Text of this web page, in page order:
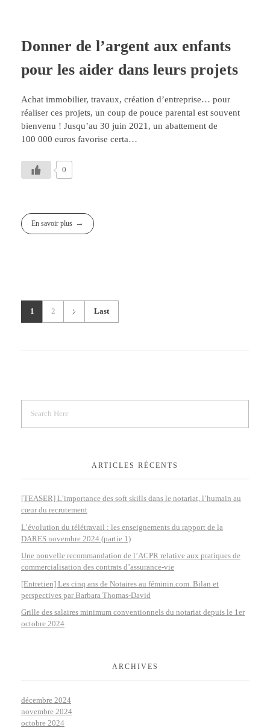
Donner de l’argent aux enfants
pour les aider dans leurs projets
Achat immobilier, travaux, création d’entreprise… pour
réaliser ces projets, un coup de pouce parental est souvent
bienvenu ! Jusqu’au 30 juin 2021, un abattement de
100 000 euros favorise certa…
0
En savoir plus
1 2 Last
ARTICLES RÉCENTS
[TEASER] L’importance des soft skills dans le notariat, l’humain au
cœur du recrutement
L’évolution du télétravail : les enseignements du rapport de la
DARES novembre 2024 (partie 1)
Une nouvelle recommandation de l’ACPR relative aux pratiques de
commercialisation des contrats d’assurance-vie
[Entretien] Les cinq ans de Notaires au féminin.com. Bilan et
perspectives par Barbara Thomas-David
Grille des salaires minimum conventionnels du notariat depuis le 1er
octobre 2024
ARCHIVES
décembre 2024
novembre 2024
octobre 2024